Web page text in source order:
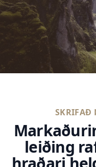
SKRIFAÐ
leið­ing